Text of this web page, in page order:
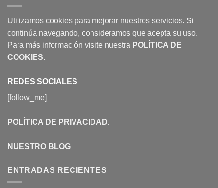
Utilizamos cookies para mejorar nuestros servicios. Si
continúa navegando, consideramos que acepta su uso.
Para más información visite nuestra POLÍTICA DE
COOKIES.
REDES SOCIALES
[follow_me]
POLÍTICA DE PRIVACIDAD.
NUESTRO BLOG
ENTRADAS RECIENTES